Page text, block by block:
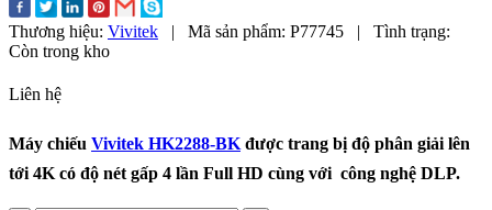
Thương hiệu: Vivitek | Mã sản phẩm: P77745 |
Tình trạng:
Còn trong kho
Liên hệ
Máy chiếu Vivitek HK2288-BK được trang bị độ phân giải lên
tới 4K có độ nét gấp 4 lần Full HD cùng với công nghệ DLP.